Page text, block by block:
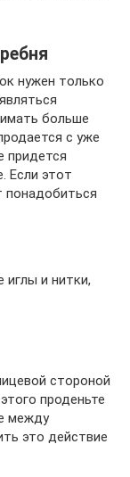
нужен только
больше
с уже
придется
Если этот
понадобиться
и нитки,
стороной
проденьте
между
это действие